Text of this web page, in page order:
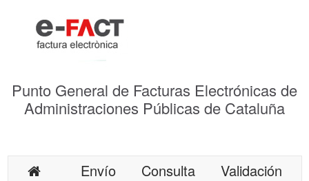
Punto General de Facturas Electrónicas de
Administraciones Públicas de Cataluña
Envío Consulta
Validación